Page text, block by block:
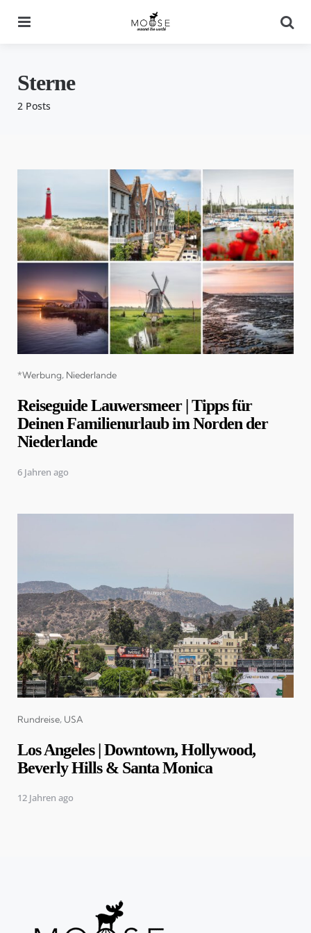
2 Posts
Sterne
Categories
*Werbung Niederlande
Reiseguide Lauwersmeer | Tipps für
Deinen Familienurlaub im Norden der
Niederlande
6 Jahren ago
Categories
Rundreise USA
Los Angeles | Downtown, Hollywood,
Beverly Hills & Santa Monica
12 Jahren ago